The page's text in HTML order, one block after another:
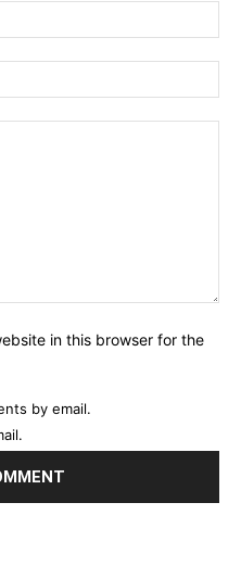
in this browser for the
by email.